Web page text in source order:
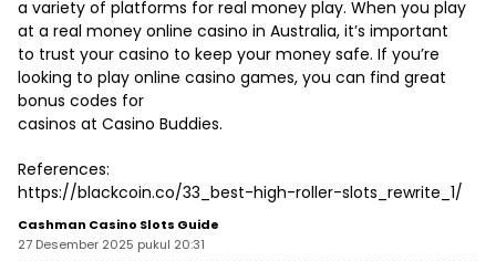
a variety of platforms for real money play. When you play
at a real money online casino in Australia, it’s important
to trust your casino to keep your money safe. If you’re
looking to play online casino games, you can find great
bonus codes for
casinos at Casino Buddies.
References:
https://blackcoin.co/33_best-high-roller-slots_rewrite_1/
Cashman Casino Slots Guide
27 Desember 2025 pukul 20:31